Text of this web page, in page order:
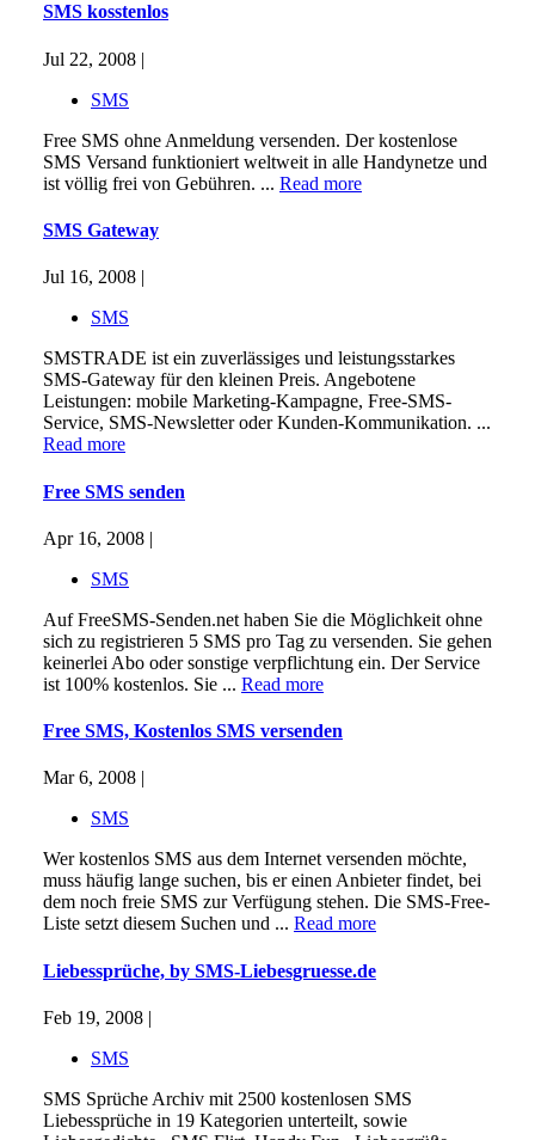
SMS kosstenlos
Jul 22, 2008 |
SMS
Free SMS ohne Anmeldung versenden. Der kostenlose
SMS Versand funktioniert weltweit in alle Handynetze und
ist völlig frei von Gebühren. ... Read more
SMS Gateway
Jul 16, 2008 |
SMS
SMSTRADE ist ein zuverlässiges und leistungsstarkes
SMS-Gateway für den kleinen Preis. Angebotene
Leistungen: mobile Marketing-Kampagne, Free-SMS-
Service, SMS-Newsletter oder Kunden-Kommunikation. ...
Read more
Free SMS senden
Apr 16, 2008 |
SMS
Auf FreeSMS-Senden.net haben Sie die Möglichkeit ohne
sich zu registrieren 5 SMS pro Tag zu versenden. Sie gehen
keinerlei Abo oder sonstige verpflichtung ein. Der Service
ist 100% kostenlos. Sie ... Read more
Free SMS, Kostenlos SMS versenden
Mar 6, 2008 |
SMS
Wer kostenlos SMS aus dem Internet versenden möchte,
muss häufig lange suchen, bis er einen Anbieter findet, bei
dem noch freie SMS zur Verfügung stehen. Die SMS-Free-
Liste setzt diesem Suchen und ... Read more
Liebessprüche, by SMS-Liebesgruesse.de
Feb 19, 2008 |
SMS
SMS Sprüche Archiv mit 2500 kostenlosen SMS
Liebessprüche in 19 Kategorien unterteilt, sowie